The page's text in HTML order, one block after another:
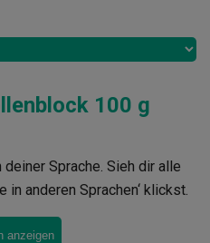
100 g
Sprache. Sieh dir alle
in anderen Sprachen‘ klickst.
anzeigen